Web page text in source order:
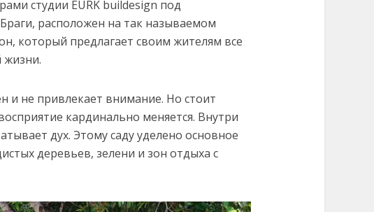
студии EURK buildesign под
расположен на так называемом
который предлагает своим жителям все
жизни.
и не привлекает внимание. Но стоит
кардинально меняется. Внутри
дух. Этому саду уделено основное
деревьев, зелени и зон отдыха с